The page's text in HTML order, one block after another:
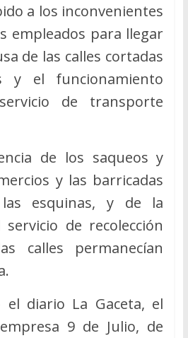
a los inconvenientes
empleados para llegar
de las calles cortadas
y el funcionamiento
de transporte
de los saqueos y
y las barricadas
esquinas, y de la
de recolección
calles permanecían
el diario La Gaceta, el
9 de Julio, de